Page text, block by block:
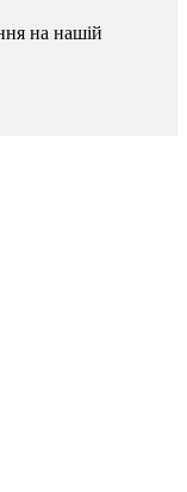
на нашій